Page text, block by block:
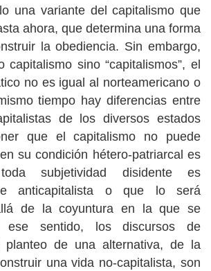
una variante del capitalismo que
ahora, que determina una forma
la obediencia. Sin embargo,
capitalismo sino “capitalismos”, el
no es igual al norteamericano o
tiempo hay diferencias entre
de los diversos estados
que el capitalismo no puede
su condición hétero-patriarcal es
subjetividad disidente es
anticapitalista o que lo será
de la coyuntura en la que se
ese sentido, los discursos de
planteo de una alternativa, de la
una vida no-capitalista, son